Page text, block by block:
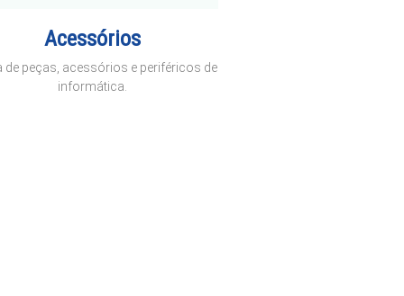
Acessórios
de peças, acessórios e periféricos de
informática.